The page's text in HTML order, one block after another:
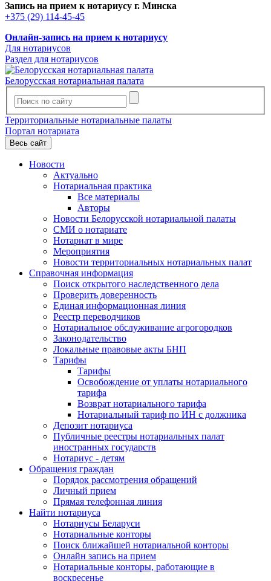
Запись на прием к нотариусу г. Минска
+375 (29) 114-45-45
Онлайн-запись на прием к нотариусу
Для нотариусов
Раздел для нотариусов
Белорусская нотариальная палата
Территориальные нотариальные палаты
Портал нотариата
Весь сайт
Новости
Актуально
Нотариальная практика
Все материалы
Авторы
Новости Белорусской нотариальной палаты
СМИ о нотариате
Нотариат в мире
Мероприятия
Новости территориальных нотариальных палат
Справочная информация
Поиск открытого наследственного дела
Проверить доверенность
Единая информационная линия
Реестр переводчиков
Нотариальное обслуживание агрогородков
Законодательство
Локальные правовые акты БНП
Тарифы
Тарифы
Освобождение от уплаты нотариального
тарифа
Возврат нотариального тарифа
Нотариальный тариф по ИН с должника
Депозит нотариуса
Публичные реестры нотариальных палат
иностранных государств
Нотариус - детям
Обращения граждан
Порядок рассмотрения обращений
Личный прием
Прямая телефонная линия
Найти нотариуса
Нотариусы Беларуси
Нотариальные конторы
Поиск ближайшей нотариальной конторы
Онлайн запись на прием
Нотариальные конторы, работающие в
воскресенье